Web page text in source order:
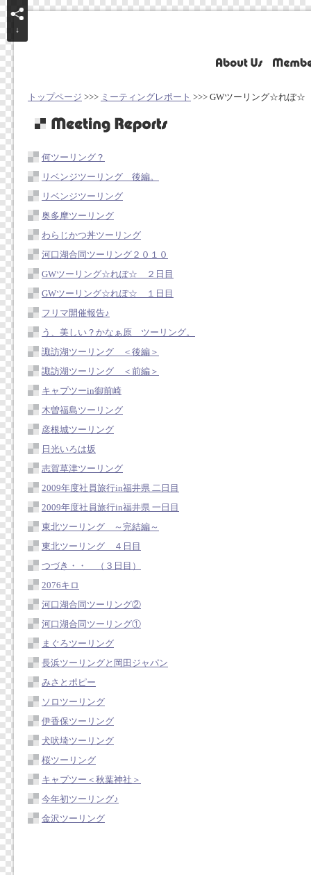
↓
トップページ >>> ミーティングレポート >>> GWツーリング☆れぽ
何ツーリング？
リベンジツーリング 後編。
リベンジツーリング
奥多摩ツーリング
わらじかつ丼ツーリング
河口湖合同ツーリング２０１０
GWツーリング☆れぽ☆ ２日目
GWツーリング☆れぽ☆ １日目
フリマ開催報告♪
う、美しい？かなぁ原 ツーリング。
諏訪湖ツーリング ＜後編＞
諏訪湖ツーリング ＜前編＞
キャプツーin御前崎
木曽福島ツーリング
彦根城ツーリング
日光いろは坂
志賀草津ツーリング
2009年度社員旅行in福井県 二日目
2009年度社員旅行in福井県 一日目
東北ツーリング ～完結編～
東北ツーリング ４日目
つづき・・ （３日目）
2076キロ
河口湖合同ツーリング②
河口湖合同ツーリング①
まぐろツーリング
長浜ツーリングと岡田ジャパン
みさとポピー
ソロツーリング
伊香保ツーリング
犬吠埼ツーリング
桜ツーリング
キャプツー＜秋葉神社＞
今年初ツーリング♪
金沢ツーリング